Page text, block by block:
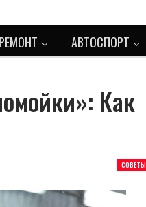
РЕМОНТ АВТОСПОРТ
Как
СОВЕТЫ